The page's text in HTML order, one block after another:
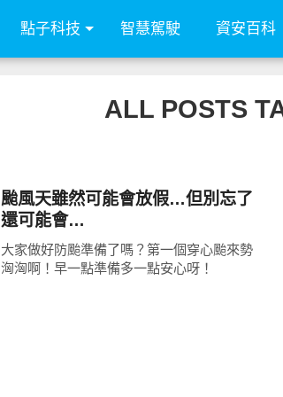
點子科技 智慧駕駛 資安百科
ALL POSTS
颱風天雖然可能會放假…但別忘了
還可能會…
大家做好防颱準備了嗎？第一個穿心颱來勢
洶洶啊！早一點準備多一點安心呀！